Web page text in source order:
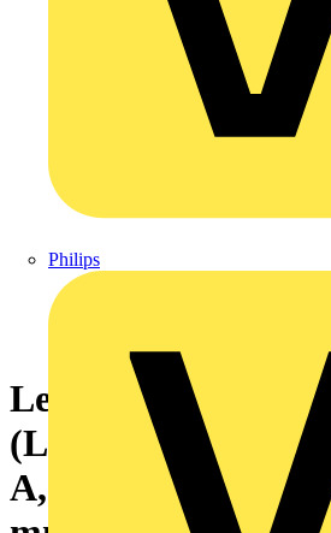
Philips
(Leiteranschluss),
A, Raster in mm: